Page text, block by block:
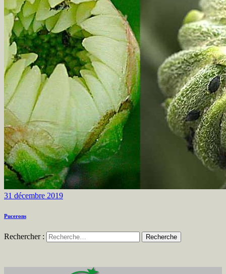
31 décembre 2019
Pucerons
Rechercher :